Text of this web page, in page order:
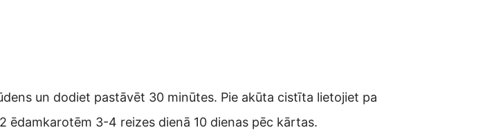
un dodiet pastāvēt 30 minūtes. Pie akūta cistīta lietojiet pa
ēdamkarotēm 3-4 reizes dienā 10 dienas pēc kārtas.